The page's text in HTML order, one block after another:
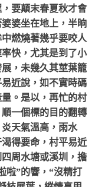
要顛末春夏秋才會
婆坐在地上，半晌
燃燒著幾乎要咬人
率快，尤其是到了小
， 未幾久其莖葉籠
易近說，如不實時碼
。是以，再忙的村
順一個標的目的翻轉
天氣溫高，雨水
得要命，村平易近
周水塘或溪圳，擔
啦”的響，“沒精打